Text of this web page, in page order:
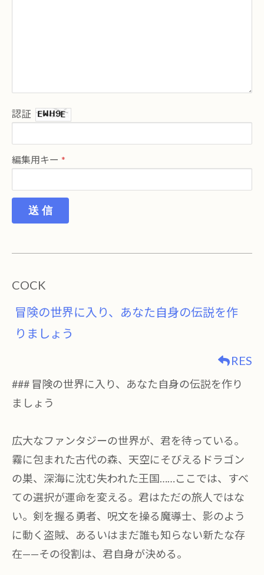
認証
編集用キー
送 信
COCK
冒険の世界に入り、あなた自身の伝説を作
りましょう
RES
### 冒険の世界に入り、あなた自身の伝説を作り
ましょう
広大なファンタジーの世界が、君を待っている。
霧に包まれた古代の森、天空にそびえるドラゴン
の巣、深海に沈む失われた王国……ここでは、すべ
ての選択が運命を変える。君はただの旅人ではな
い。剣を握る勇者、呪文を操る魔導士、影のよう
に動く盗賊、あるいはまだ誰も知らない新たな存
在——その役割は、君自身が決める。